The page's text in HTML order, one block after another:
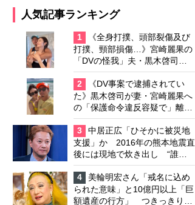
人気記事ランキング
1
《全身打撲、頭部裂傷及び
打撲、頸部損傷…》宮崎麗果の
「DVの怪我」夫・黒木啓司の
逮捕で始まる「夫婦の闘争」
2
《DV事案で逮捕されてい
た》黒木啓司が妻・宮崎麗果へ
の「保護命令違反容疑で」離婚
協議は「第二ステージ」へ
3
中居正広「ひそかに被災地
支援」か 2016年の熊本地震直
後には現地で炊き出し “誰に
も知られなくて良い”と、むし
ろ強まる福祉活動への思い
4
美輪明宏さん「戒名に込め
られた意味」と10億円以上「巨
額遺産の行方」 つきっきりで